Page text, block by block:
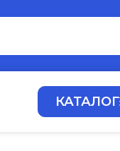
КАТАЛОГ